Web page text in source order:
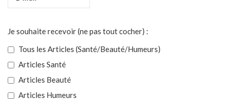
Je souhaite recevoir (ne pas tout cocher) :
Tous les Articles (Santé/Beauté/Humeurs)
Articles Santé
Articles Beauté
Articles Humeurs